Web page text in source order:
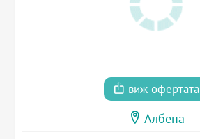
виж офертата
Албена